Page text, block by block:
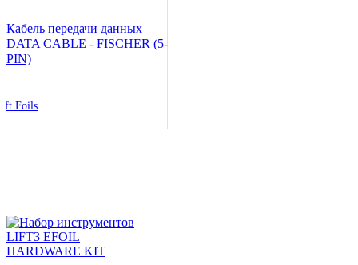
Кабель передачи данных
DATA CABLE - FISCHER (5-
PIN)
Foils